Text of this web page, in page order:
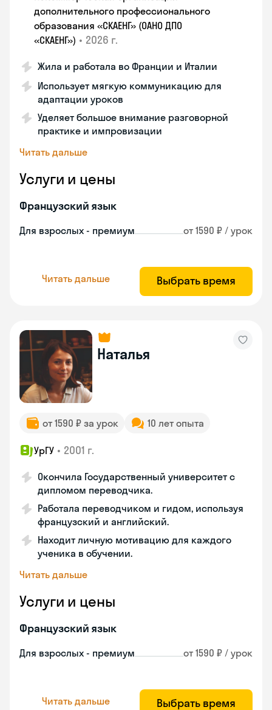
дополнительного профессионального
образования «СКАЕНГ» (ОАНО ДПО
«СКАЕНГ») • 2026 г.
Жила и работала во Франции и Италии
Использует мягкую коммуникацию для
адаптации уроков
Уделяет большое внимание разговорной
практике и импровизации
Читать дальше
Услуги и цены
Французский язык
Для взрослых - премиум от 1590 ₽ / урок
Читать дальше Выбрать время
Наталья
от 1590 ₽ за урок 10 лет опыта
УрГУ • 2001 г.
Окончила Государственный университет с
дипломом переводчика.
Работала переводчиком и гидом, используя
французский и английский.
Находит личную мотивацию для каждого
ученика в обучении.
Читать дальше
Услуги и цены
Французский язык
Для взрослых - премиум от 1590 ₽ / урок
Читать дальше Выбрать время